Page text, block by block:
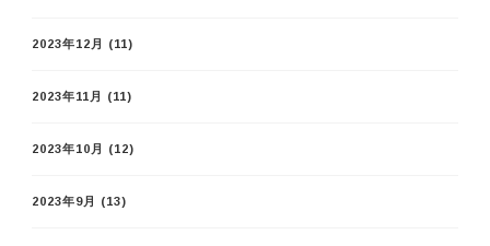
2023年12月 (11)
2023年11月 (11)
2023年10月 (12)
2023年9月 (13)